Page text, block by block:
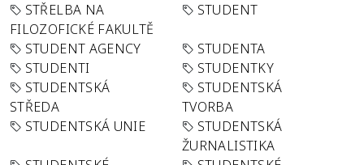
STŘELBA NA
FILOZOFICKÉ FAKULTĚ
STUDENT
STUDENT AGENCY
STUDENTA
STUDENTI
STUDENTKY
STUDENTSKÁ
STŘEDA
STUDENTSKÁ
TVORBA
STUDENTSKÁ UNIE
STUDENTSKÁ
ŽURNALISTIKA